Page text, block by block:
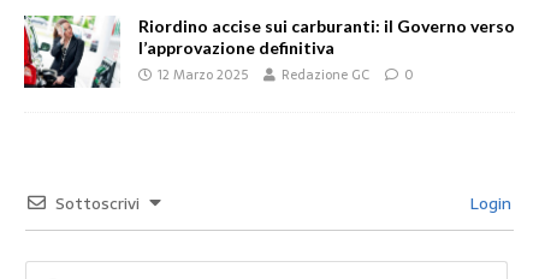
Riordino accise sui carburanti: il Governo verso
l’approvazione definitiva
12 Marzo 2025 Redazione GC 0
Sottoscrivi Login